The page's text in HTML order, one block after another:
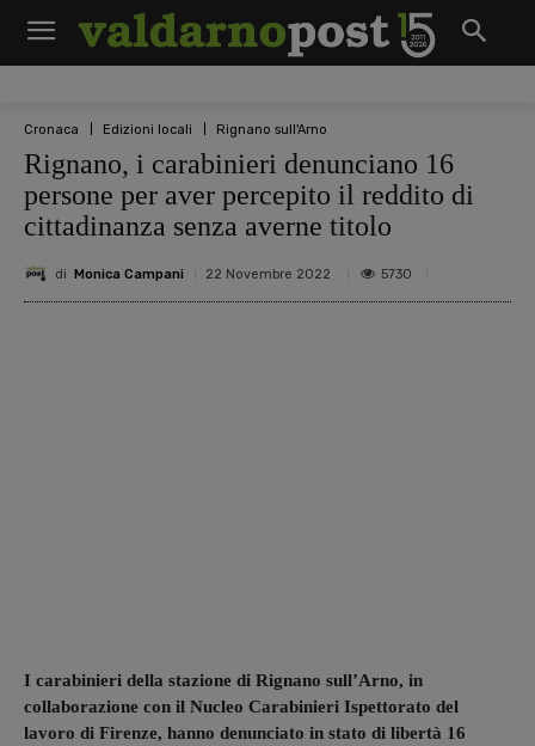
Cronaca Edizioni locali Rignano sull'Arno
Rignano, i carabinieri denunciano 16
persone per aver percepito il reddito di
cittadinanza senza averne titolo
di Monica Campani 22 Novembre 2022 5730
I carabinieri della stazione di Rignano sull’Arno, in
collaborazione con il Nucleo Carabinieri Ispettorato del
lavoro di Firenze, hanno denunciato in stato di libertà 16